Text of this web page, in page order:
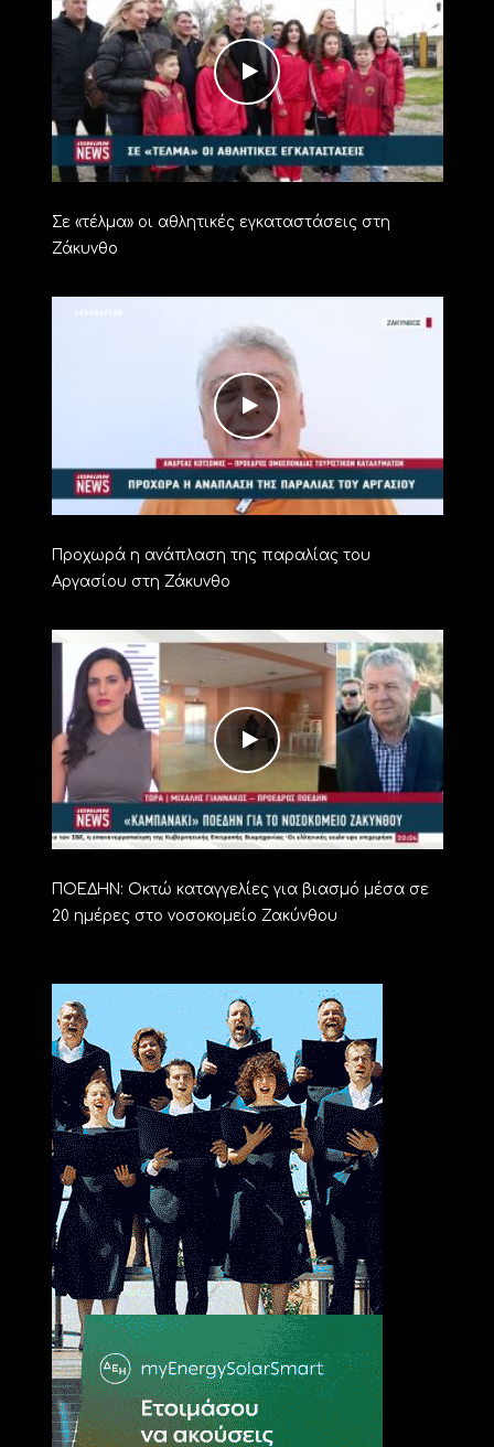
Σε «τέλμα» οι αθλητικές εγκαταστάσεις στη
Ζάκυνθο
Προχωρά η ανάπλαση της παραλίας του
Αργασίου στη Ζάκυνθο
ΠΟΕΔΗΝ: Οκτώ καταγγελίες για βιασμό μέσα σε
20 ημέρες στο νοσοκομείο Ζακύνθου